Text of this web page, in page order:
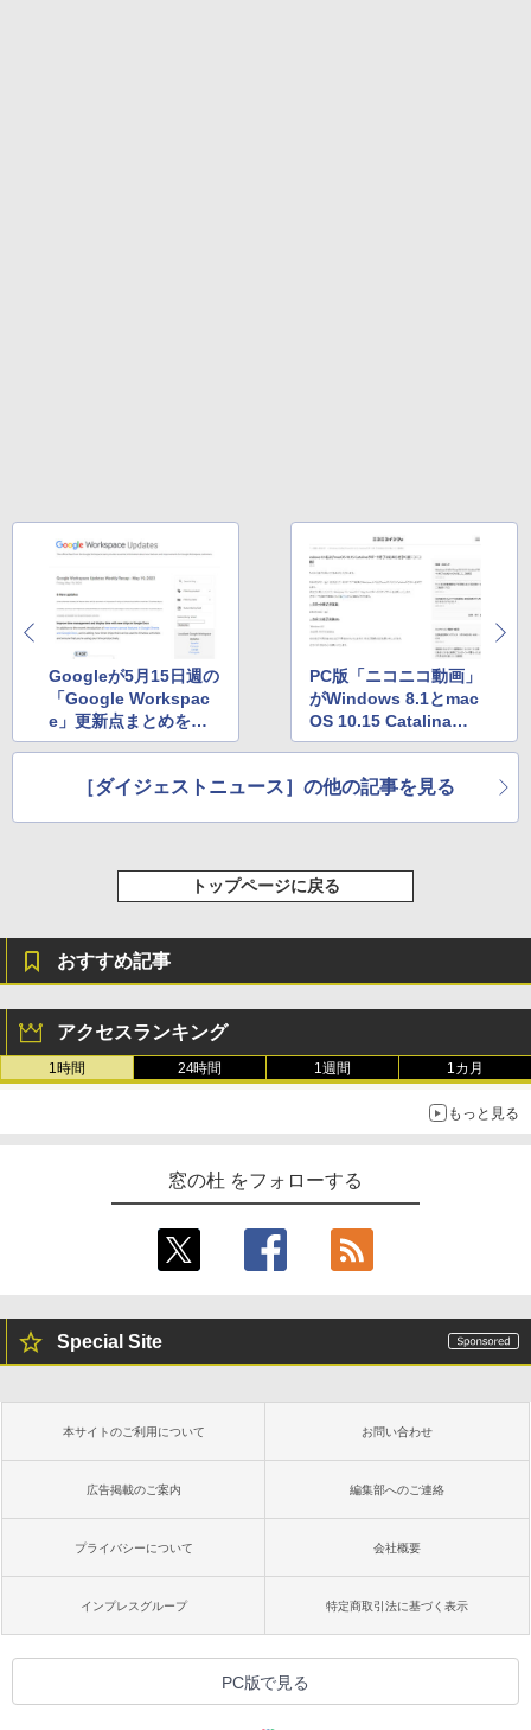
Googleが5月15日週の
「Google Workspac
e」更新点まとめを公
開 ほか
PC版「ニコニコ動画」
がWindows 8.1とmac
OS 10.15 Catalinaの
サポートを終了へ ほ
［ダイジェストニュース］の他の記事を見る
トップページに戻る
おすすめ記事
アクセスランキング
1時間 24時間 1週間 1カ月
もっと見る
窓の杜 をフォローする
Special Site
本サイトのご利用について お問い合わせ
広告掲載のご案内 編集部へのご連絡
プライバシーについて 会社概要
インプレスグループ 特定商取引法に基づく表示
PC版で見る